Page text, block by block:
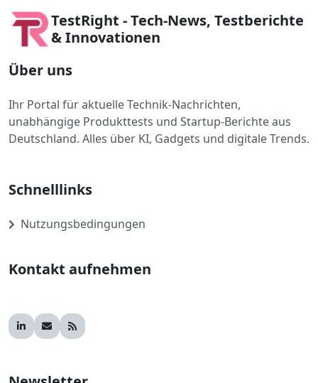
TestRight - Tech-News, Testberichte
& Innovationen
Über uns
Ihr Portal für aktuelle Technik-Nachrichten,
unabhängige Produkttests und Startup-Berichte aus
Deutschland. Alles über KI, Gadgets und digitale Trends.
Schnelllinks
Nutzungsbedingungen
Kontakt aufnehmen